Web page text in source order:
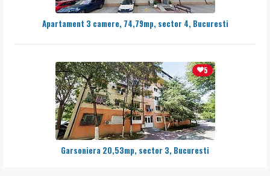
Apartament 3 camere, 74,79mp, sector 4, Bucuresti
5
Garsoniera 20,53mp, sector 3, Bucuresti